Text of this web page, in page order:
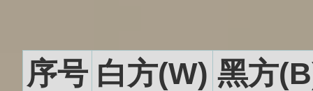
序号 白方(W) 黑方